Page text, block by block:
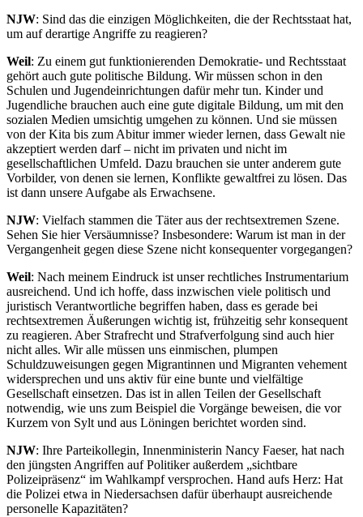
NJW: Sind das die einzigen Möglichkeiten, die der Rechtsstaat hat,
um auf derartige Angriffe zu reagieren?
Weil: Zu einem gut funktionierenden Demokratie- und Rechtsstaat
gehört auch gute politische Bildung. Wir müssen schon in den
Schulen und Jugendeinrichtungen dafür mehr tun. Kinder und
Jugendliche brauchen auch eine gute digitale Bildung, um mit den
sozialen Medien umsichtig umgehen zu können. Und sie müssen
von der Kita bis zum Abitur immer wieder lernen, dass Gewalt nie
akzeptiert werden darf – nicht im privaten und nicht im
gesellschaftlichen Umfeld. Dazu brauchen sie unter anderem gute
Vorbilder, von denen sie lernen, Konflikte gewaltfrei zu lösen. Das
ist dann unsere Aufgabe als Erwachsene.
NJW: Vielfach stammen die Täter aus der rechtsextremen Szene.
Sehen Sie hier Versäumnisse? Insbesondere: Warum ist man in der
Vergangenheit gegen diese Szene nicht konsequenter vorgegangen?
Weil: Nach meinem Eindruck ist unser rechtliches Instrumentarium
ausreichend. Und ich hoffe, dass inzwischen viele politisch und
juristisch Verantwortliche begriffen haben, dass es gerade bei
rechtsextremen Äußerungen wichtig ist, frühzeitig sehr konsequent
zu reagieren. Aber Strafrecht und Strafverfolgung sind auch hier
nicht alles. Wir alle müssen uns einmischen, plumpen
Schuldzuweisungen gegen Migrantinnen und Migranten vehement
widersprechen und uns aktiv für eine bunte und vielfältige
Gesellschaft einsetzen. Das ist in allen Teilen der Gesellschaft
notwendig, wie uns zum Beispiel die Vorgänge beweisen, die vor
Kurzem von Sylt und aus Löningen berichtet worden sind.
NJW: Ihre Parteikollegin, Innenministerin Nancy Faeser, hat nach
den jüngsten Angriffen auf Politiker außerdem „sichtbare
Polizeipräsenz“ im Wahlkampf versprochen. Hand aufs Herz: Hat
die Polizei etwa in Niedersachsen dafür überhaupt ausreichende
personelle Kapazitäten?